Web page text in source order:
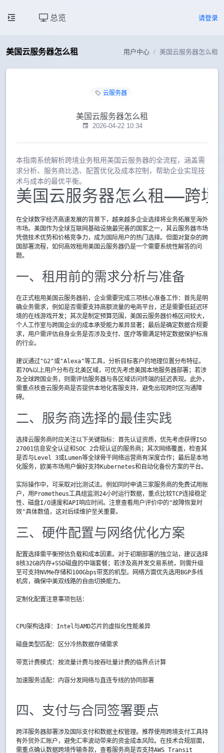
总览 请登录
美国云服务器怎么租 用户中心 美国云服务器怎么租
云服务器
美国云服务器怎么租
2026-04-22 10:34
本指南系统解析跨境业务租用美国云服务器的全流程，涵盖需
求分析、服务商比选、配置优化及成本控制，帮助企业实现技
术与成本的最优平衡。
美国云服务器怎么租——跨
在全球数字经济高速发展的背景下，越来越多企业选择将业务拓展至海外
市场。美国作为全球互联网基础设施最完善的国家之一，其云服务器市场
凭借技术优势和价格竞争力，成为国际用户的热门选择。但面对复杂的跨
国部署流程，如何高效租用美国云服务器仍是一个需要系统性解答的问
题。
一、租用前的需求分析与准备
在正式租用美国云服务器前，企业需要完成三项核心准备工作：首先是明
确业务需求，例如是否需要支持高额流量的电商平台，还是需要低延迟环
境的在线游戏开发；其次是制定预算范围，美国云服务器价格区间较大，
个人工作室与跨国企业的成本承受能力差异显著；最后是确定数据合规要
求，用户需评估自身业务是否涉及支付、医疗等需满足特定数据保护标准
的行业。
建议通过"G2"或"Alexa"等工具，分析目标客户的地理位置分布特征。
若70%以上用户分布在北美区域，可优先考虑美国本地服务器部署；若涉
及全球跨国业务，则需评估服务器与各区域访问终端的延迟表现。此外，
需重点核查云服务商是否提供本地化客服支持，避免出现跨时区沟通障
碍。
二、服务商选择的最佳实践
选择云服务商时应关注以下关键指标：首先认证资质，优先考虑获得ISO
27001信息安全认证和SOC 2合规认证的服务商；其次网络覆盖，检查其
是否与Level 3或Lumen等全球骨干网络运营商有深度合作；最后是本地
化服务，欧美市场用户偏好支持Kubernetes和自动化备份方案的平台。
实际操作中，可采取对比测试法。例如同时申请三家服务商的免费试用账
户，用Prometheus工具组监测24小时运行数据，重点比较TCP连接稳定
性、磁盘I/O速度和API响应时间。注意查看用户评价中的"故障恢复时
效"具体数值，这对后续维护至关重要。
三、硬件配置与网络优化方案
配置选择需平衡预估负载和成本因素。对于初期部署的独立站，建议选择
8核32GB内存+SSD磁盘的中端套餐；若涉及高并发交易系统，则需升级
至可支持NVMe存储和100Gbps带宽的机型。网络方面优先选用BGP多线
机房，确保中美双线路的自由切换能力。
定制化配置注意事项包括：
CPU架构选择：Intel与AMD芯片的虚拟化性能差异
磁盘类型匹配：区分冷热数据存储需求
带宽计费模式：按流量计费与按吞吐量计费的临界点计算
加速服务适配：内容分发网络与直连专线的协同部署
四、支付与合同签署要点
跨洋服务器部署涉及国际支付和数据主权管理。推荐使用跨境支付工具持
有外贸外汇账户，避免汇率波动带来的资金成本风险。在技术合规层面，
需重点确认数据跨境传输条款，查看服务商是否支持AWS Transit